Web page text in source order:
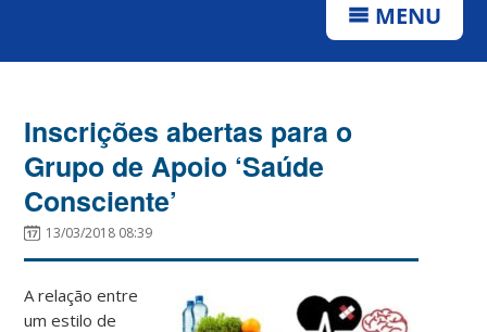
MENU
Inscrições abertas para o
Grupo de Apoio ‘Saúde
Consciente’
13/03/2018 08:39
A relação entre
um estilo de